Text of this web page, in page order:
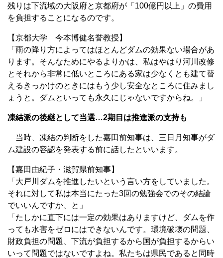
残りは下流域の大阪府と京都府が「100億円以上」の費用
を負担することになるのです。
【京都大学 今本博健名誉教授】
「雨の降り方によってはほとんどダムの効果ない場合があ
ります。そんなためにやるよりかは、私はやはり河川改修
とそれから非常に低いところにある家は少なくとも建て替
えるきっかけのときにはもう少し安全なところに住みまし
ょうと。ダムといっても永久にじゃないですからね。」
凍結派の後継として当選…2期目は推進派の支持も
当時、凍結の判断をした嘉田前知事は、三日月知事がダ
ム建設の容認を発表する前に話したといいます。
【嘉田由紀子・滋賀県前知事】
「大戸川ダムを推進したいという言い方をしていました。
それに対して私は本当にたった3回の勉強会でのその結論
でいいんですか、と」
「たしかに直下には一定の効果はありますけど、ダムを作
っても水害をゼロにはできないんです。環境破壊の問題、
財政負担の問題、下流が負担するから国が負担するからい
いって問題ではないですよね。私たちは県民であると同時